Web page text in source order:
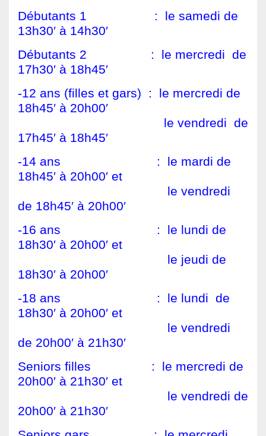
Débutants 1 : le samedi de
13h30′ à 14h30′
Débutants 2 : le mercredi de
17h30′ à 18h45′
-12 ans (filles et gars) : le mercredi de
18h45′ à 20h00′
le vendredi de
17h45′ à 18h45′
-14 ans : le mardi de
18h45′ à 20h00′ et
le vendredi
de 18h45′ à 20h00′
-16 ans : le lundi de
18h30′ à 20h00′ et
le jeudi de
18h30′ à 20h00′
-18 ans : le lundi de
18h30′ à 20h00′ et
le vendredi
de 20h00′ à 21h30′
Seniors filles : le mercredi de
20h00′ à 21h30′ et
le vendredi de
20h00′ à 21h30′